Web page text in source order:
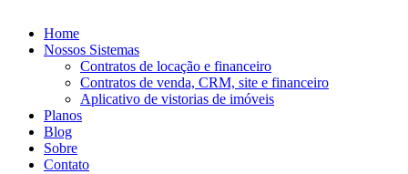
Home
Nossos Sistemas
Contratos de locação e financeiro
Contratos de venda, CRM, site e financeiro
Aplicativo de vistorias de imóveis
Planos
Blog
Sobre
Contato